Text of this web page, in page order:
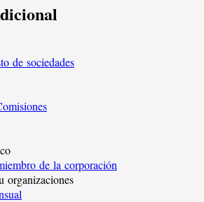
de sociedades
de la corporación
organizaciones